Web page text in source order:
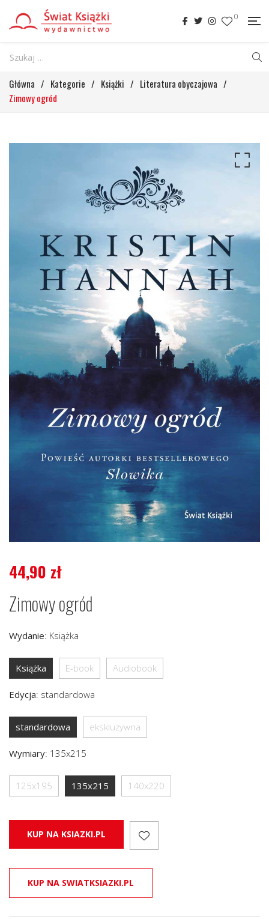
0
Główna / Kategorie / Książki / Literatura obyczajowa /
Zimowy ogród
44,90 zł
Zimowy ogród
Wydanie: Książka
Książka E-book Audiobook
Edycja: standardowa
standardowa ekskluzywna
Wymiary: 135x215
125x195 135x215 140x220
KUP NA KSIAZKI.PL
KUP NA SWIATKSIAZKI.PL